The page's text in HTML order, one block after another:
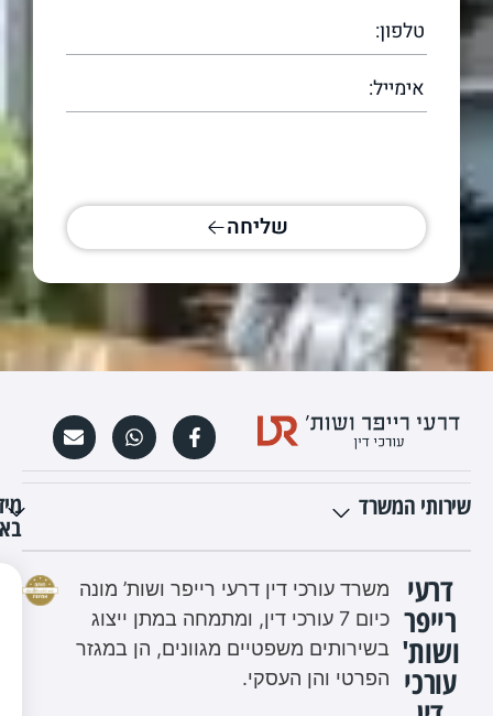
שליחה
שירותי המשרד
דרעי
רייפר
ושות'
עורכי
משרד עורכי דין דרעי רייפר ושות’ מונה
כיום 7 עורכי דין, ומתמחה במתן ייצוג
בשירותים משפטיים מגוונים, הן במגזר
הפרטי והן העסקי.